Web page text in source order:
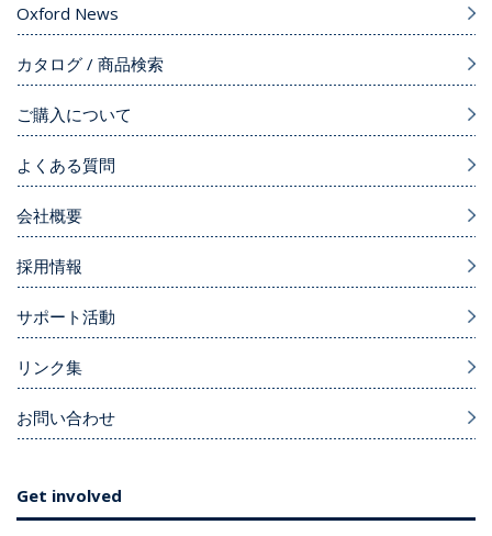
Oxford News
カタログ / 商品検索
ご購入について
よくある質問
会社概要
採用情報
サポート活動
リンク集
お問い合わせ
Get involved